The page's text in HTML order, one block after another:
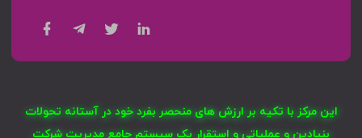
این مرکز با تکیه بر ارزش های منحصر بفرد خود در آستانه تحولات
بنیادین و عملیاتی و استقرار یک سیستم جامع مدیریت شرکت